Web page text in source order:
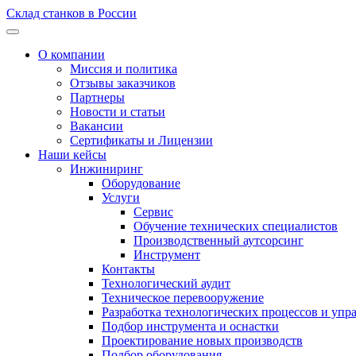
Склад станков в России
О компании
Миссия и политика
Отзывы заказчиков
Партнеры
Новости и статьи
Вакансии
Сертификаты и Лицензии
Наши кейсы
Инжиниринг
Оборудование
Услуги
Сервис
Обучение технических специалистов
Производственный аутсорсинг
Инструмент
Контакты
Технологический аудит
Техническое перевооружение
Разработка технологических процессов и
Подбор инструмента и оснастки
Проектирование новых производств